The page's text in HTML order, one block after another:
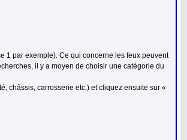
1 par exemple). Ce qui concerne les feux peuvent
il y a moyen de choisir une catégorie du
châssis, carrosserie etc.) et cliquez ensuite sur «